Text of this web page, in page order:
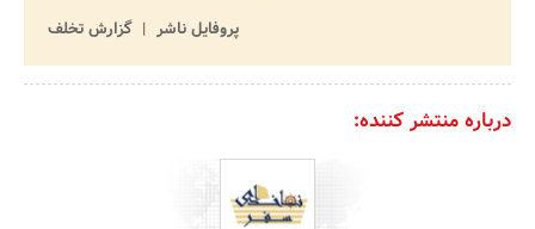
پروفایل ناشر
گزارش تخلف
درباره منتشر کننده: